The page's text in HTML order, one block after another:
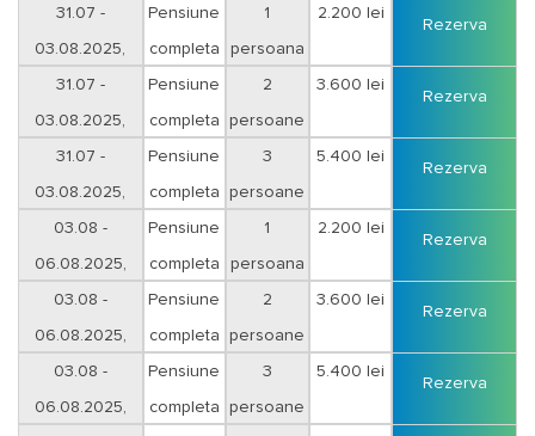
- copil 5 -11,99 ani, achita
din pretul sejurului;
.
Pentru evitarea divergentelor cu privire la varsta copiilor, va rugam sa
aveti la dumneavoastra ca si acte doveditoare certificatele de nastere
ale copiilor. De asemenea, precizam ca acestia vor beneficia de
reducere doar daca sunt cazati in aceeasi camera sau apartament cu
parintii.
Conditii pentru rezervare:plata: integrala sau
rezervarea ferma
iar diferenta cel tarziu cu 10 zile inaintea inceperii
Suma achitata in avans nu se returneaza daca rezervarea este anulata,
modificata ori in caz de neprezentare.
Plata serviciilor
se va efectua astfel:
- numerar sau cu cardul la sediul agentiei;
- in cont cu foaie de varsamant la o filiala CEC Bank sau Unicredit Bank
sejur 3 nopti
31.07 -
03.08.2025,
sejur 3 nopti
Pensiune
completa
1
persoana
2.200 lei
Rezerva
31.07 -
03.08.2025,
sejur 3 nopti
Pensiune
completa
2
persoane
3.600 lei
Rezerva
31.07 -
03.08.2025,
sejur 3 nopti
Pensiune
completa
3
persoane
5.400 lei
Rezerva
03.08 -
06.08.2025,
sejur 3 nopti
Pensiune
completa
1
persoana
2.200 lei
Rezerva
03.08 -
06.08.2025,
sejur 3 nopti
Pensiune
completa
2
persoane
3.600 lei
Rezerva
03.08 -
06.08.2025,
Pensiune
completa
3
persoane
5.400 lei
Rezerva